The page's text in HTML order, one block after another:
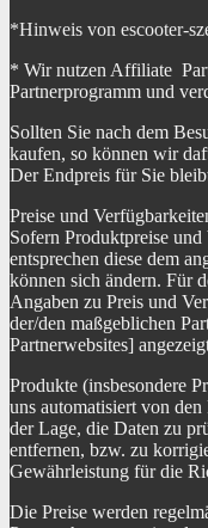
*Hinweis von escooter-
* Wir nutzen Affiliate
Partnerprogramm und
Sollten Sie nach dem
kaufen, so können wir
Der Endpreis für Sie
Preise und
Sofern Produktpreise
entsprechen diese dem
können sich ändern. Für
Angaben zu Preis und
der/den maßgeblichen
Partnerwebsites]
Produkte (insbesondere
uns automatisiert von
der Lage, die Daten zu
entfernen, bzw. zu
Gewährleistung für die
Die Preise werden